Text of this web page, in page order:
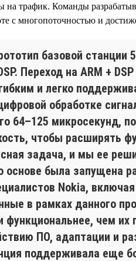
трафик. Команды
с многопоточностью и
базовой станции
Переход на ARM +
и легко
обработке
64–125 микросекунд,
чтобы расширять
задача, и мы ее
была запущена
Nokia,
в рамках данного
функциональнее, чем
ПО, адаптации и
поддерживала еще